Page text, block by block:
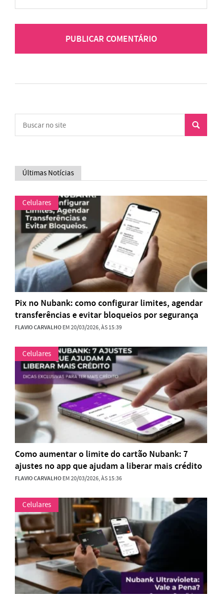
Últimas Notícias
Celulares
Pix no Nubank: como configurar limites, agendar
transferências e evitar bloqueios por segurança
FLAVIO CARVALHOEM 20/03/2026, ÀS 15:39
Celulares
Como aumentar o limite do cartão Nubank: 7
ajustes no app que ajudam a liberar mais crédito
FLAVIO CARVALHOEM 20/03/2026, ÀS 15:36
Celulares